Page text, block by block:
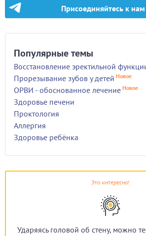
Присоединяйтесь к
Популярные темы
Восстановление эректильной
Прорезывание зубов у детей Новое
ОРВИ - обоснованное лечение Новое
Здоровье печени
Проктология
Аллергия
Здоровье ребёнка
Это интересно!
Ударяясь головой об стену, можно